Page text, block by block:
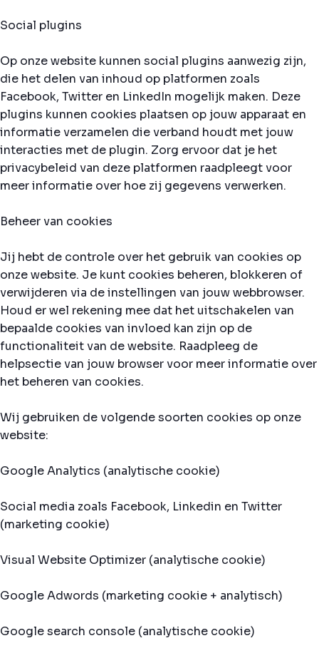
Social plugins
Op onze website kunnen social plugins aanwezig zijn,
die het delen van inhoud op platformen zoals
Facebook, Twitter en LinkedIn mogelijk maken. Deze
plugins kunnen cookies plaatsen op jouw apparaat en
informatie verzamelen die verband houdt met jouw
interacties met de plugin. Zorg ervoor dat je het
privacybeleid van deze platformen raadpleegt voor
meer informatie over hoe zij gegevens verwerken.
Beheer van cookies
Jij hebt de controle over het gebruik van cookies op
onze website. Je kunt cookies beheren, blokkeren of
verwijderen via de instellingen van jouw webbrowser.
Houd er wel rekening mee dat het uitschakelen van
bepaalde cookies van invloed kan zijn op de
functionaliteit van de website. Raadpleeg de
helpsectie van jouw browser voor meer informatie over
het beheren van cookies.
Wij gebruiken de volgende soorten cookies op onze
website:
Google Analytics (analytische cookie)
Social media zoals Facebook, Linkedin en Twitter
(marketing cookie)
Visual Website Optimizer (analytische cookie)
Google Adwords (marketing cookie + analytisch)
Google search console (analytische cookie)